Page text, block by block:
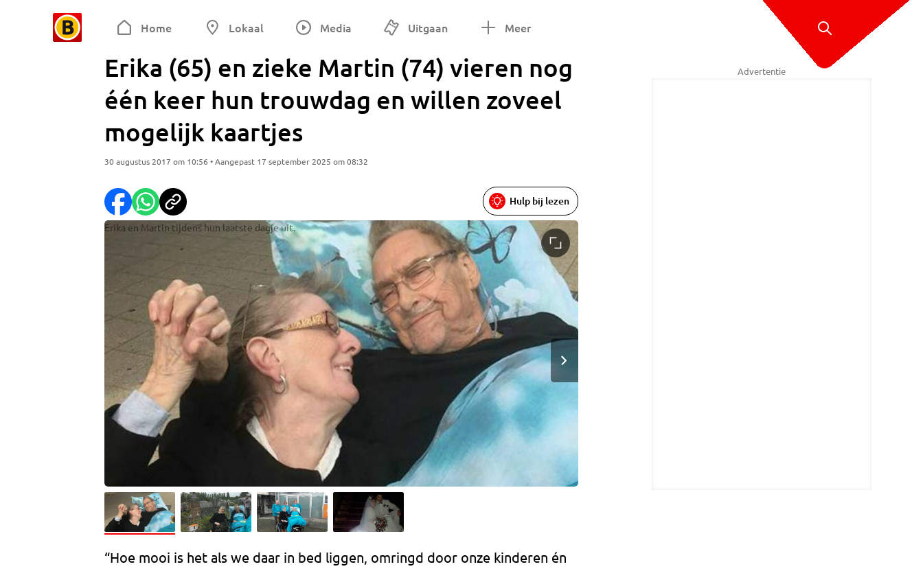
Home Lokaal Media Uitgaan Meer
Erika (65) en zieke Martin (74) vieren nog
één keer hun trouwdag en willen zoveel
mogelijk kaartjes
30 augustus 2017 om 10:56 • Aangepast 17 september 2025 om 08:32
Erika en Martin tijdens hun laatste dagje uit.
Hulp bij lezen
“Hoe mooi is het als we daar in bed liggen, omringd door onze kinderen én
Advertentie